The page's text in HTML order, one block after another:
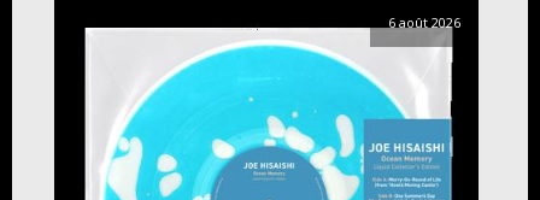
6 août 2026